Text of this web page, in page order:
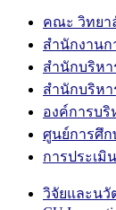
คณะ วิทยา
สำนักงานก
สำนักบริหา
สำนักบริห
องค์การบริ
ศูนย์การศึก
การประเมิ
วิจัยและนวั